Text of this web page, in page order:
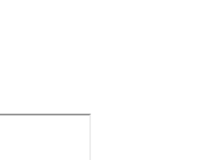
下狠手拳打脚踢